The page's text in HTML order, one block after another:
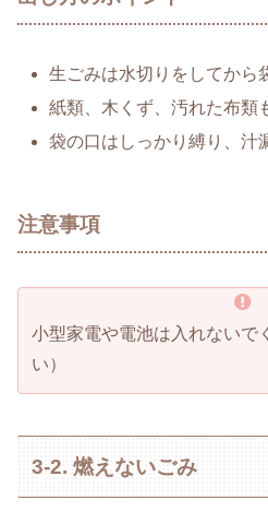
生ごみは水切りをしてから
紙類、木くず、汚れた布類
袋の口はしっかり縛り、汁
注意事項
小型家電や電池は入れないで
い）
3-2. 燃えないごみ